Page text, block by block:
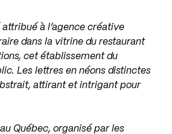
à l’agence créative
dans la vitrine du restaurant
cet établissement du
Les lettres en néons distinctes
attirant et intrigant pour
Québec, organisé par les